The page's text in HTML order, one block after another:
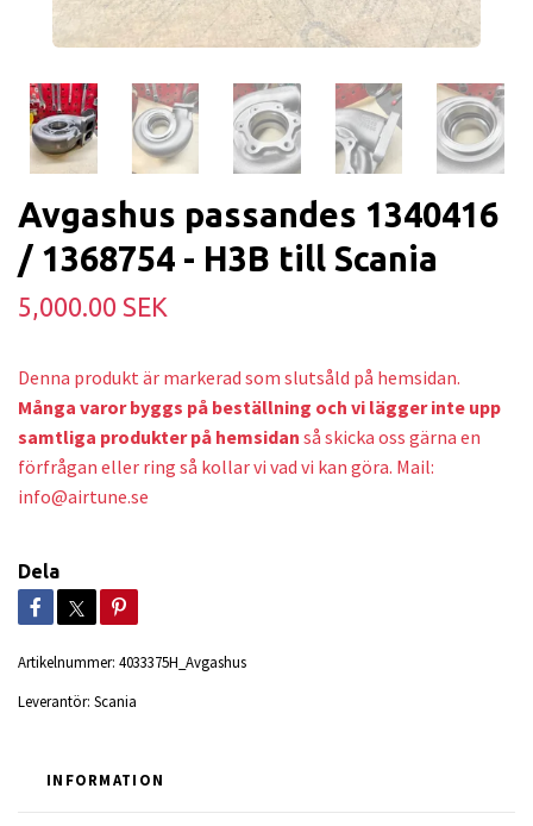
Avgashus passandes 1340416
/ 1368754 - H3B till Scania
5,000.00 SEK
Denna produkt är markerad som slutsåld på hemsidan.
Många varor byggs på beställning och vi lägger inte upp
samtliga produkter på hemsidan så skicka oss gärna en
förfrågan eller ring så kollar vi vad vi kan göra. Mail:
info@airtune.se
Dela
Artikelnummer: 4033375H_Avgashus
Leverantör: Scania
INFORMATION